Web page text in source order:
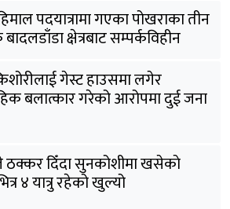
पदयात्रामा गएका पोखराका तीन
क्षेत्रबाट सम्पर्कविहीन
गेस्ट हाउसमा लगेर
बलात्कार गरेको आरोपमा दुई जना
दिँदा सुनकोशीमा खसेकाे
४ यात्रु रहेको खुल्यो